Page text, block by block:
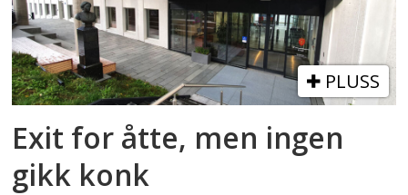
PLUSS
Exit for åtte, men ingen
gikk konk